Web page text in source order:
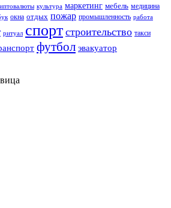
культура маркетинг мебель медицина
окна отдых пожар промышленность работа
ритуал спорт строительство такси
футбол эвакуатор